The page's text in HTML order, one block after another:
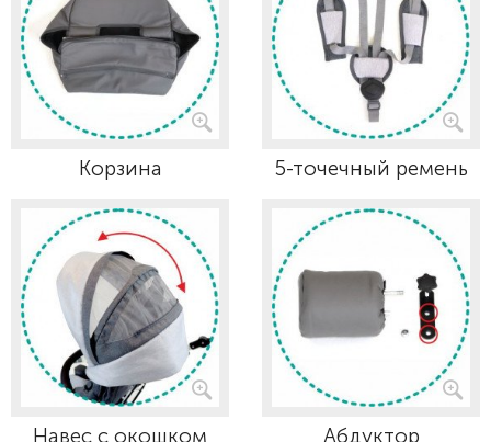
Корзина 5-точечный ремень
Навес с окошком Абдуктор